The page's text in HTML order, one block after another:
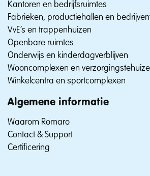
Kantoren en bedrijfsruimtes
Fabrieken, productiehallen en
VvE’s en trappenhuizen
Openbare ruimtes
Onderwijs en kinderdagverblijven
Wooncomplexen en
Winkelcentra en sportcomplexen
Algemene informatie
Waarom Romaro
Contact & Support
Certificering